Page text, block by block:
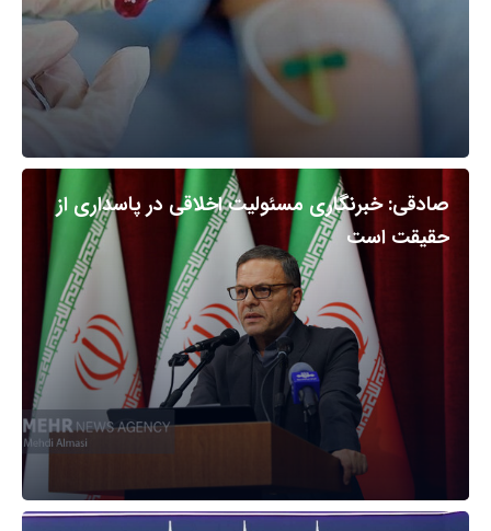
صادقی: خبرنگاری مسئولیت اخلاقی در پاسداری از
حقیقت است